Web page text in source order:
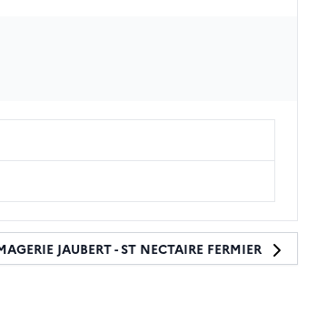
JAUBERT - ST NECTAIRE FERMIER